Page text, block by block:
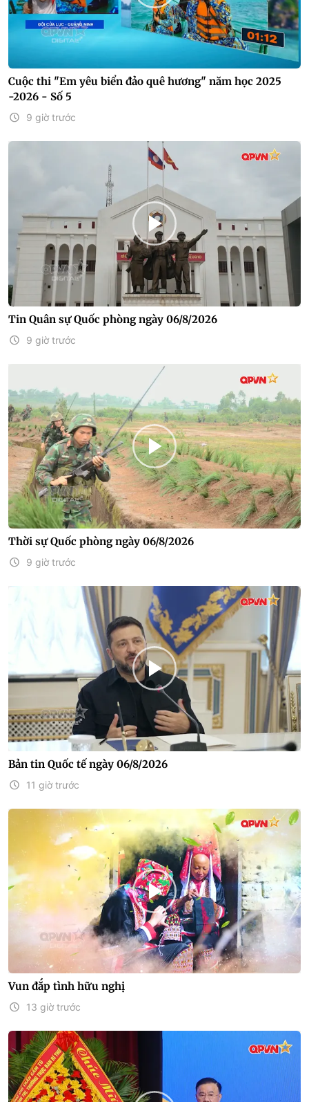
Cuộc thi "Em yêu biển đảo quê hương" năm học 2025
-2026 - Số 5
9 giờ trước
Tin Quân sự Quốc phòng ngày 06/8/2026
9 giờ trước
Thời sự Quốc phòng ngày 06/8/2026
9 giờ trước
Bản tin Quốc tế ngày 06/8/2026
11 giờ trước
Vun đắp tình hữu nghị
13 giờ trước